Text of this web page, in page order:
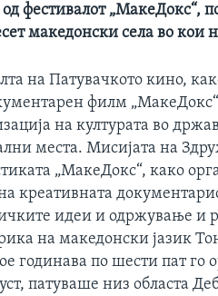
од фестивалот „МакеДокс“,
македонски села во кои
на Патувачкото кино,
филм
на културата во
места. Мисијата на
„МакеДокс“, како
креативната
идеи и одржување и
на македонски јазик
годинава по шести пат
патуваше низ областа